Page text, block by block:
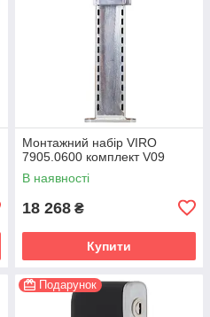
Монтажний набір VIRO
7905.0600 комплект V09
В наявності
18 268 ₴
Купити
Подарунок